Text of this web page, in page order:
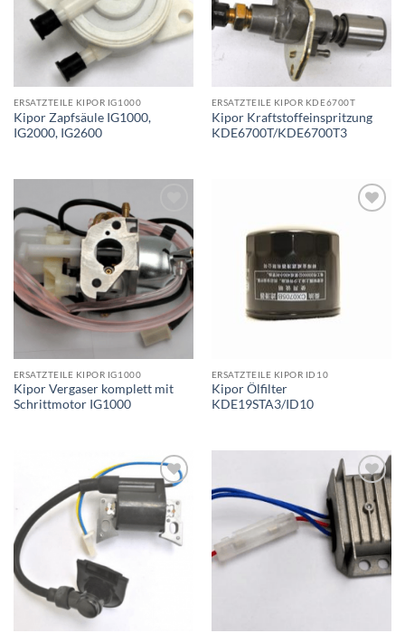
ERSATZTEILE KIPOR IG1000
Kipor Zapfsäule IG1000,
IG2000, IG2600
ERSATZTEILE KIPOR KDE6700T
Kipor Kraftstoffeinspritzung
KDE6700T/KDE6700T3
Toevoegen
aan
wenslijst
ERSATZTEILE KIPOR IG1000
Kipor Vergaser komplett mit
Schrittmotor IG1000
ERSATZTEILE KIPOR ID10
Kipor Ölfilter
KDE19STA3/ID10
Toevoegen
aan
wenslijst
Toevoegen
aan
wenslijst